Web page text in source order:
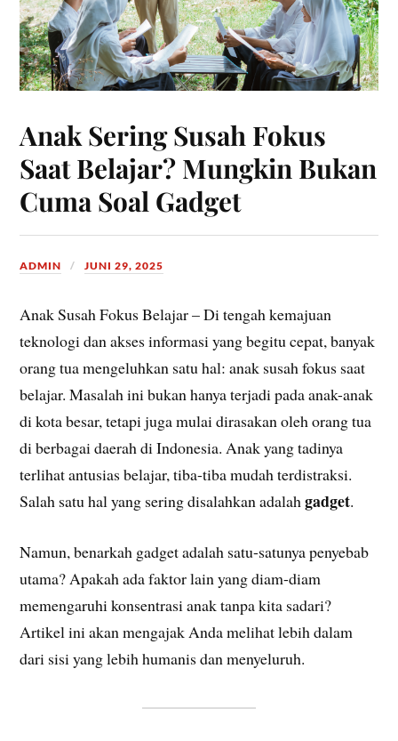
Anak Sering Susah Fokus
Saat Belajar? Mungkin Bukan
Cuma Soal Gadget
ADMIN JUNI 29, 2025
Anak Susah Fokus Belajar – Di tengah kemajuan
teknologi dan akses informasi yang begitu cepat, banyak
orang tua mengeluhkan satu hal: anak susah fokus saat
belajar. Masalah ini bukan hanya terjadi pada anak-anak
di kota besar, tetapi juga mulai dirasakan oleh orang tua
di berbagai daerah di Indonesia. Anak yang tadinya
terlihat antusias belajar, tiba-tiba mudah terdistraksi.
Salah satu hal yang sering disalahkan adalahgadget.
Namun, benarkah gadget adalah satu-satunya penyebab
utama? Apakah ada faktor lain yang diam-diam
memengaruhi konsentrasi anak tanpa kita sadari?
Artikel ini akan mengajak Anda melihat lebih dalam
dari sisi yang lebih humanis dan menyeluruh.